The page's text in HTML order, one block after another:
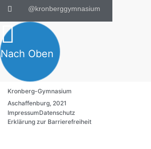
@kronberggymnasium
Nach Oben
Kronberg-Gymnasium
Aschaffenburg, 2021
ImpressumDatenschutz
Erklärung zur Barrierefreiheit